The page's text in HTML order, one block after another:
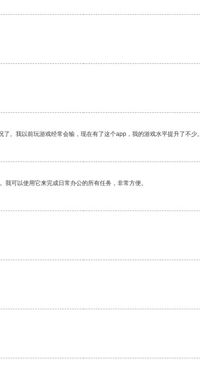
。我以前玩游戏经常会输，现在有了这个app，我的游戏水平提升了不少。
可以使用它来完成日常办公的所有任务，非常方便。